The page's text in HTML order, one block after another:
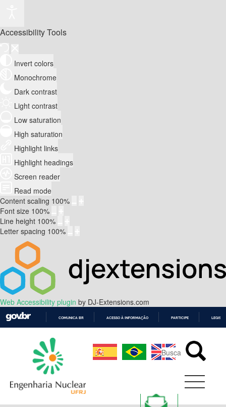
Accessibility Tools
Invert colors
Monochrome
Dark contrast
Light contrast
Low saturation
High saturation
Highlight links
Highlight headings
Screen reader
Read mode
Content scaling 100%
Font size 100%
Line height 100%
Letter spacing 100%
Web Accessibility plugin by DJ-Extensions.com
CONTEÚDO
COMUNICA BR ACESSO À INFORMAÇÃO PARTICIPE